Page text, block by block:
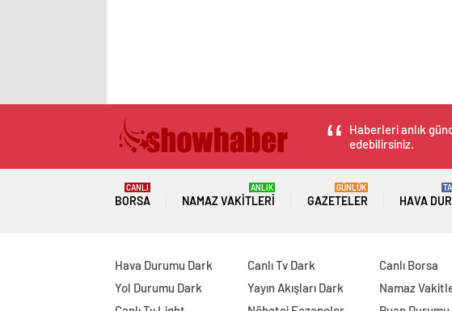
Haberleri anlık
edebilirsiniz.
BORSA
CANLI
NAMAZ VAKITLERI
ANLIK
GAZETELER
GÜNLÜK
HAVA
Hava Durumu Dark
Yol Durumu Dark
Canlı Tv Dark
Yayın Akışları Dark
Canlı Borsa
Namaz